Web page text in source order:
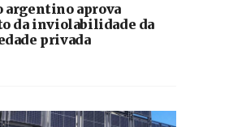
argentino aprova
da inviolabilidade da
privada